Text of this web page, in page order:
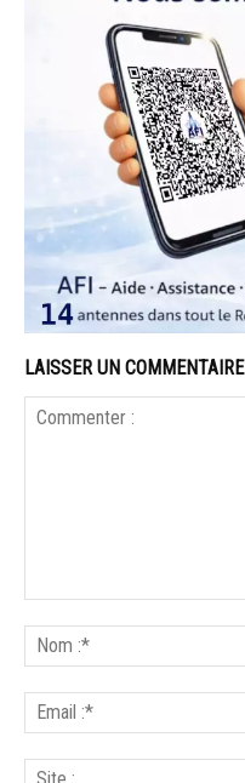
LAISSER UN COMMENTAIRE